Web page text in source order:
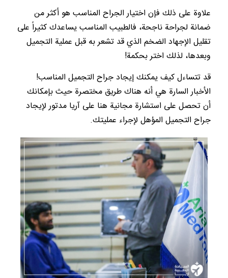
علاوة على ذلك فإن اختيار الجراح المناسب هو أكثر من
ضمانة لجراحة ناجحة، فالطبيب المناسب يساعدك كثيراً على
تقليل الإجهاد الضخم الذي قد تشعر به قبل عملية التجميل
وبعدها، لذلك اختر بحكمة!
قد تتساءل كيف يمكنك إيجاد جراح التجميل المناسب!
الأخبار السارة هي أنه هناك طريق مختصرة حيث بإمكانك
أن تحصل على استشارة مجانية هنا على آريا مدتور لإيجاد
جراح التجميل المؤهل لإجراء عمليتك.